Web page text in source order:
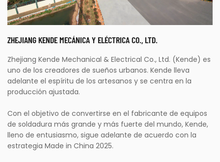
ZHEJIANG KENDE MECÁNICA Y ELÉCTRICA CO., LTD.
Zhejiang Kende Mechanical & Electrical Co., Ltd. (Kende) es
uno de los creadores de sueños urbanos. Kende lleva
adelante el espíritu de los artesanos y se centra en la
producción ajustada.
Con el objetivo de convertirse en el fabricante de equipos
de soldadura más grande y más fuerte del mundo, Kende,
lleno de entusiasmo, sigue adelante de acuerdo con la
estrategia Made in China 2025.